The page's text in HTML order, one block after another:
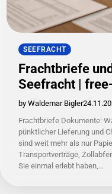
SEEFRACHT
Frachtbriefe
Seefracht |
by Waldemar Bigler
Frachtbriefe Dokumente:
pünktlicher Lieferung und
sind weit mehr als nur
Transportverträge,
Sie einmal erlebt haben,…